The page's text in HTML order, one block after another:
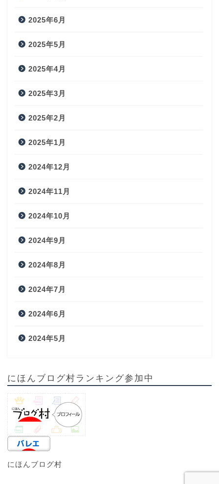
2025年6月
2025年5月
2025年4月
2025年3月
2025年2月
2025年1月
2024年12月
2024年11月
2024年10月
2024年9月
2024年8月
2024年7月
2024年6月
2024年5月
にほんブログ村ランキング参加中
にほんブログ村